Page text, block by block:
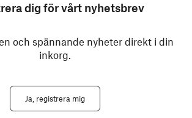
dig för vårt nyhetsbrev
och spännande nyheter direkt i din
inkorg.
Ja, registrera mig